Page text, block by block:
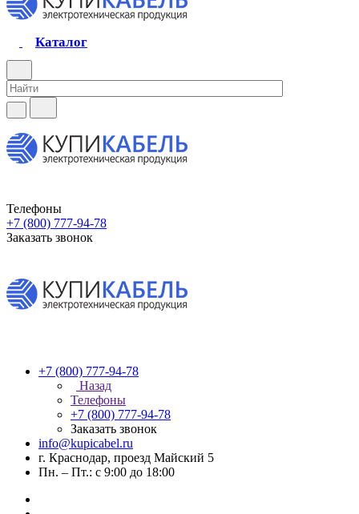
Каталог
Телефоны
+7 (800) 777-94-78
Заказать звонок
+7 (800) 777-94-78
Назад
Телефоны
+7 (800) 777-94-78
Заказать звонок
info@kupicabel.ru
г. Краснодар, проезд Майский 5
Пн. – Пт.: с 9:00 до 18:00